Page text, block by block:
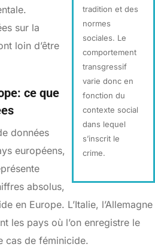
tradition et des
normes
sociales. Le
comportement
transgressif
varie donc en
fonction du
contexte social
dans lequel
s’inscrit le
crime.
sur la
loin d’être
ce que
données
européens,
absolus,
en Europe. L’Italie, l’Allemagne
les pays où l’on enregistre le
cas de féminicide.